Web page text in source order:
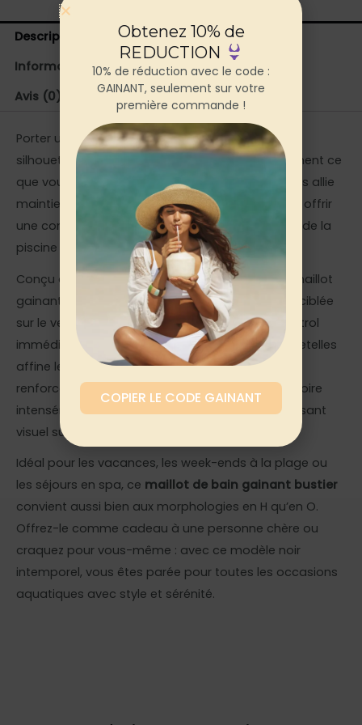
Description
Informations complémentaires
Avis (0)
Porter un maillot de bain gainantqui sculpte la
silhouette tout en restant élégant, c’est exactement ce
que vous méritez cet été. Ce bustier noir à mailles allie
maintien ferme et esthétique soignée pour vous offrir
une confiance absolue, que vous soyez au bord de la
piscine ou en bord de mer.
Conçu dans un tissu stretch à mailles fines, ce maillot
gainant bustier 1 pièce exerce une compression ciblée
sur le ventre et la taille pour un effet tummy control
immédiat et discret. Le décolleté bustier sans bretelles
affine le buste, tandis que la doublure intérieure
renforce le maintien sans comprimer. La teinte noire
intensément profonde garantit un effet amincissant
visuel supplémentaire, lavage après lavage.
Idéal pour les vacances, les week-ends à la plage ou
les séjours en spa, ce maillot de bain gainant bustier
convient aussi bien aux morphologies en H qu’en O.
Offrez-le comme cadeau à une personne chère ou
craquez pour vous-même : avec ce modèle noir
intemporel, vous êtes parée pour toutes les occasions
aquatiques avec style et sérénité.
Obtenez 10% de
REDUCTION
10% de réduction avec le code :
GAINANT, seulement sur votre
première commande !
COPIER LE CODE GAINANT